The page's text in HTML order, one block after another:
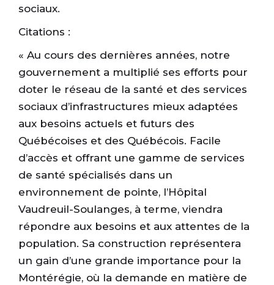
sociaux.
Citations :
« Au cours des dernières années, notre
gouvernement a multiplié ses efforts pour
doter le réseau de la santé et des services
sociaux d’infrastructures mieux adaptées
aux besoins actuels et futurs des
Québécoises et des Québécois. Facile
d’accès et offrant une gamme de services
de santé spécialisés dans un
environnement de pointe, l’Hôpital
Vaudreuil-Soulanges, à terme, viendra
répondre aux besoins et aux attentes de la
population. Sa construction représentera
un gain d’une grande importance pour la
Montérégie, où la demande en matière de